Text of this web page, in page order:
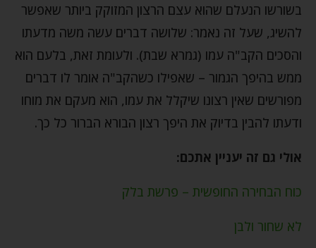
בשורשו הנעלם שהוא עצם הרצון המזוקק ביותר שאפשר
להשיג, שעל זה נאמר: שלושה דברים עשה משה מדעתו
והסכים הקב"ה עמו (גמרא שבת). ולעומת זאת, בלעם הוא
ממש בהיפך הגמור – שאפילו כשהקב"ה אומר לו דברים
מפורשים שאין רצונו שיקלל את עמו, הוא מעקם את מוחו
ודעתו להבין בדיוק את היפך רצון הבורא הברור כל כך.
אולי גם זה יעניין אתכם:
כוח הבחירה החופשית – פרשת בלק
לא שחור ולבן